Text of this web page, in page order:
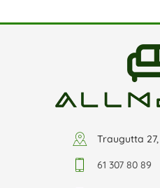
Traugutta
61 307 80 89